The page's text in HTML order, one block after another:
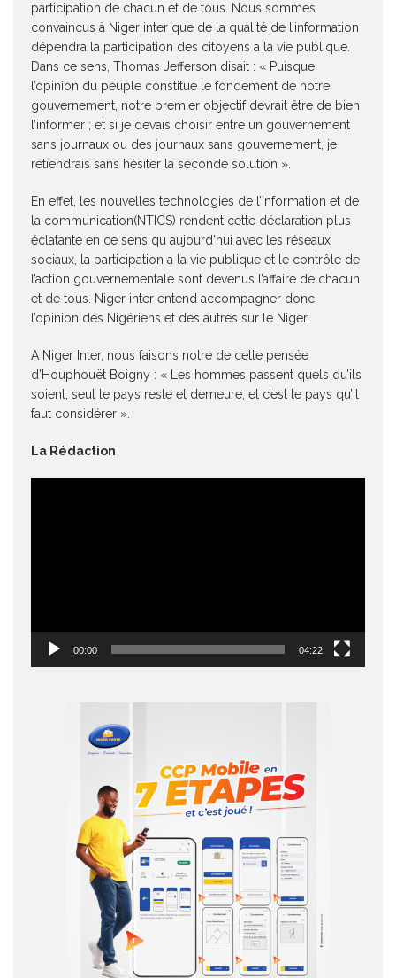
participation de chacun et de tous. Nous sommes
convaincus à Niger inter que de la qualité de l’information
dépendra la participation des citoyens a la vie publique.
Dans ce sens, Thomas Jefferson disait : « Puisque
l’opinion du peuple constitue le fondement de notre
gouvernement, notre premier objectif devrait être de bien
l’informer ; et si je devais choisir entre un gouvernement
sans journaux ou des journaux sans gouvernement, je
retiendrais sans hésiter la seconde solution ».
En effet, les nouvelles technologies de l’information et de
la communication(NTICS) rendent cette déclaration plus
éclatante en ce sens qu aujourd’hui avec les réseaux
sociaux, la participation a la vie publique et le contrôle de
l’action gouvernementale sont devenus l’affaire de chacun
et de tous. Niger inter entend accompagner donc
l’opinion des Nigériens et des autres sur le Niger.
A Niger Inter, nous faisons notre de cette pensée
d’Houphouët Boigny : « Les hommes passent quels qu’ils
soient, seul le pays reste et demeure, et c’est le pays qu’il
faut considérer ».
La Rédaction
00:00 04:22